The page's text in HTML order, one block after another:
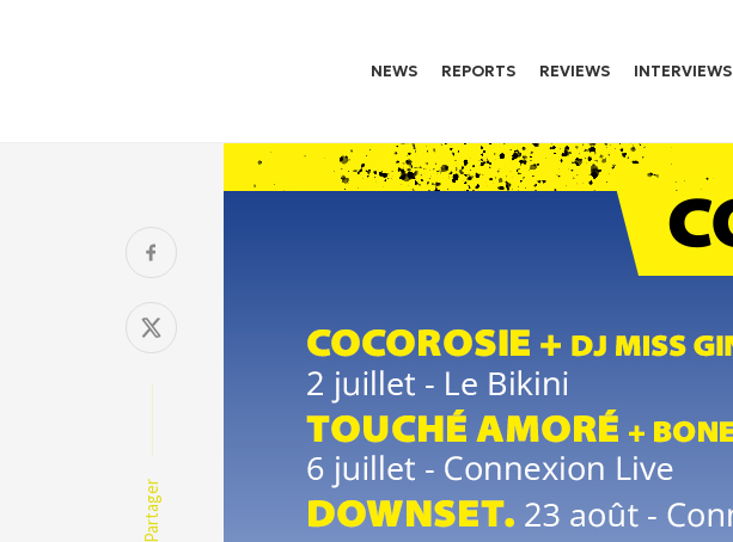
NEWS REPORTS REVIEWS INTERVIEWS
Partager